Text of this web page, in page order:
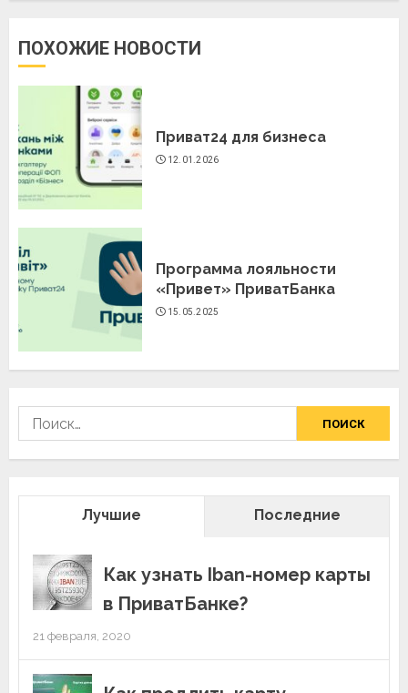
ПОХОЖИЕ НОВОСТИ
Приват24 для бизнеса
12.01.2026
Программа лояльности
«Привет» ПриватБанка
15.05.2025
Найти:
Лучшие Последние
Как узнать Iban-номер карты
в ПриватБанке?
21 февраля, 2020